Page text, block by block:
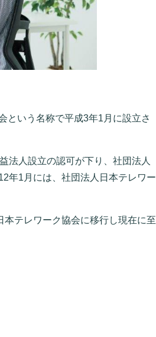
という名称で平成3年1月に設立さ
法人設立の認可が下り、社団法人
年1月には、社団法人日本テレワー
テレワーク協会に移行し現在に至